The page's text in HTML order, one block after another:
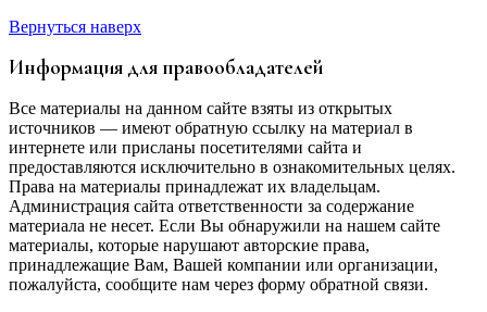
Вернуться наверх
Информация для правообладателей
Все материалы на данном сайте взяты из открытых
источников — имеют обратную ссылку на материал в
интернете или присланы посетителями сайта и
предоставляются исключительно в ознакомительных целях.
Права на материалы принадлежат их владельцам.
Администрация сайта ответственности за содержание
материала не несет. Если Вы обнаружили на нашем сайте
материалы, которые нарушают авторские права,
принадлежащие Вам, Вашей компании или организации,
пожалуйста, сообщите нам через форму обратной связи.